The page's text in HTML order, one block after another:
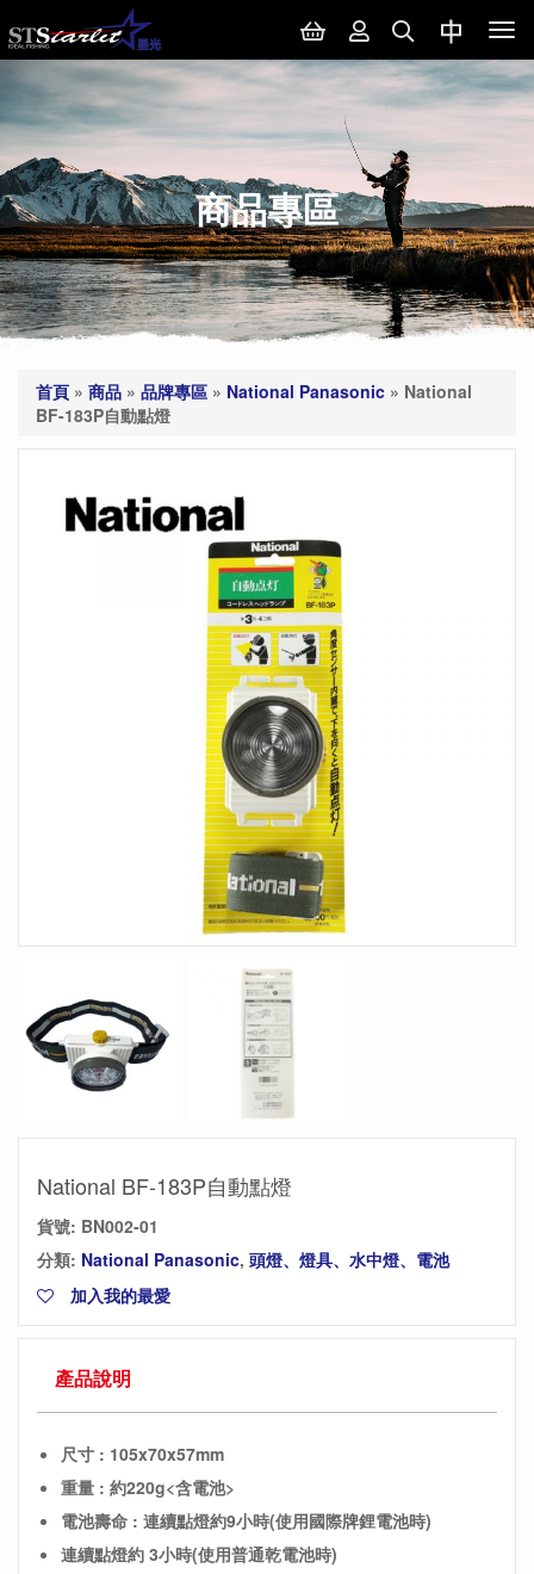
商品專區
首頁 » 商品 » 品牌專區 » National Panasonic » National
BF-183P自動點燈
National BF-183P自動點燈
貨號: BN002-01
分類: National Panasonic, 頭燈、燈具、水中燈、電池
加入我的最愛
產品說明
尺寸 : 105x70x57mm
重量 : 約220g<含電池>
電池壽命 : 連續點燈約9小時(使用國際牌鋰電池時)
連續點燈約 3小時(使用普通乾電池時)